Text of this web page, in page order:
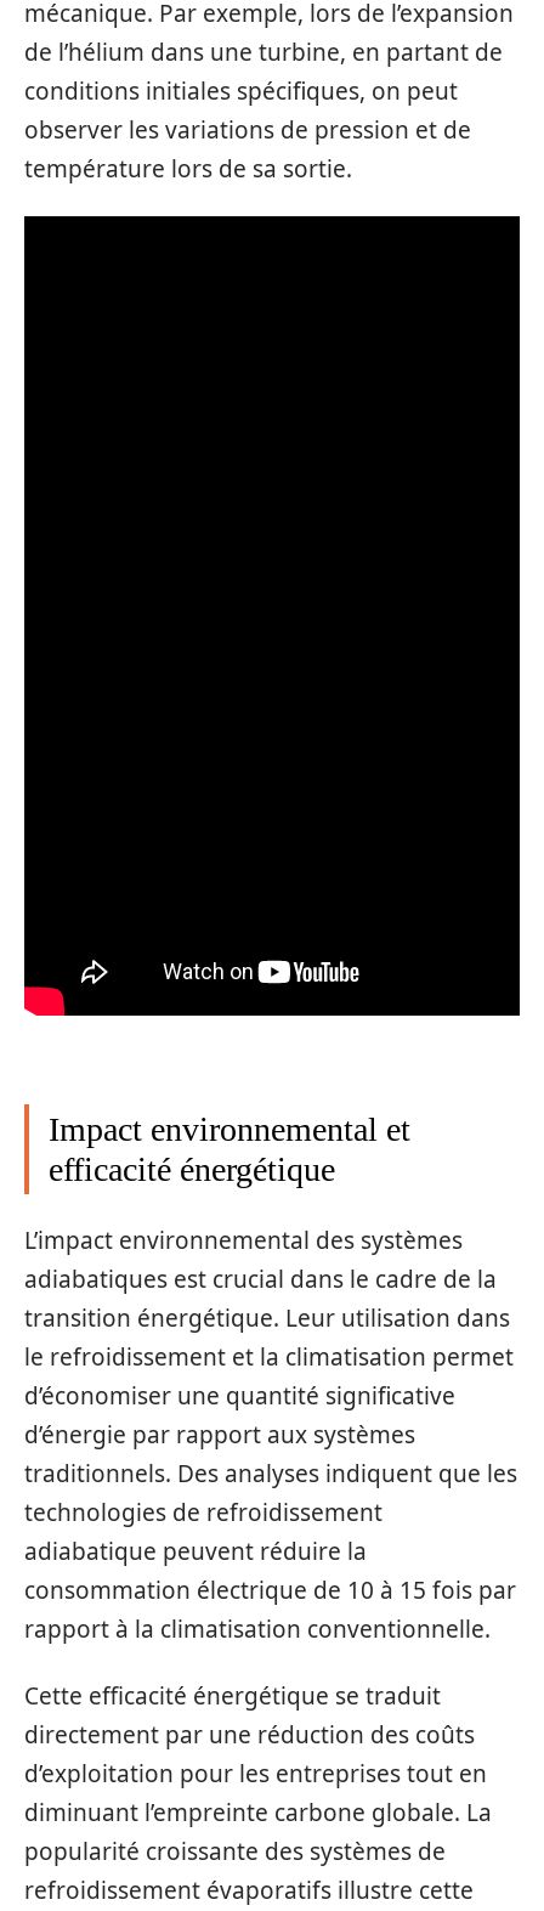
mécanique. Par exemple, lors de l’expansion
de l’hélium dans une turbine, en partant de
conditions initiales spécifiques, on peut
observer les variations de pression et de
température lors de sa sortie.
Impact environnemental et
efficacité énergétique
L’impact environnemental des systèmes
adiabatiques est crucial dans le cadre de la
transition énergétique. Leur utilisation dans
le refroidissement et la climatisation permet
d’économiser une quantité significative
d’énergie par rapport aux systèmes
traditionnels. Des analyses indiquent que les
technologies de refroidissement
adiabatique peuvent réduire la
consommation électrique de 10 à 15 fois par
rapport à la climatisation conventionnelle.
Cette efficacité énergétique se traduit
directement par une réduction des coûts
d’exploitation pour les entreprises tout en
diminuant l’empreinte carbone globale. La
popularité croissante des systèmes de
refroidissement évaporatifs illustre cette